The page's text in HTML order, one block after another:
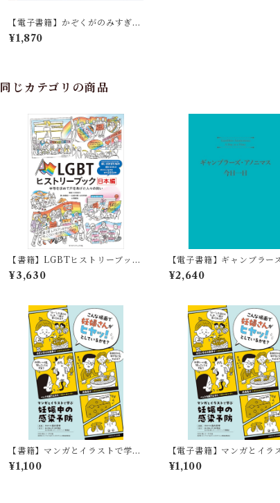
【電子書籍】かぞくがのみすぎた
ら
¥1,870
同じカテゴリの商品
【書籍】LGBTヒストリーブック
日本編 平等を求めて声を上げた
人々の闘い
¥3,630
【電子書籍】ギャンブラー
ノニマス 今日一日
¥2,640
【書籍】マンガとイラストで学ぶ
妊娠中の感染予防
¥1,100
【電子書籍】マンガとイラ
学ぶ妊娠中の感染予防
¥1,100